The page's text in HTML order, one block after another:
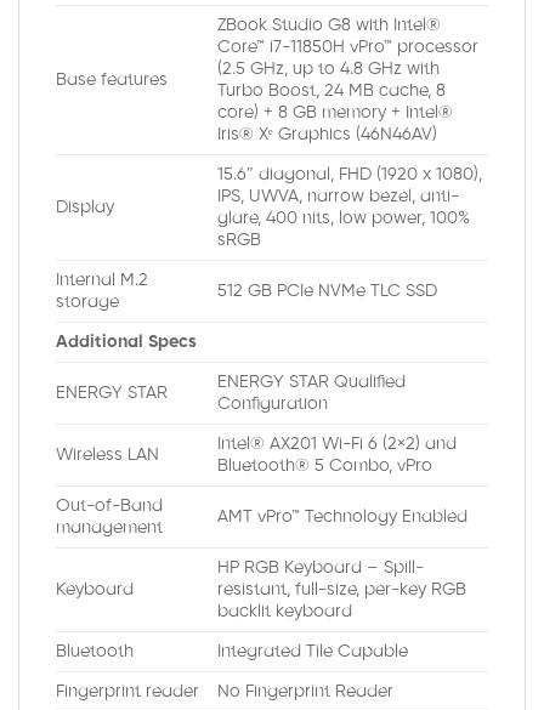
Base features
ZBook Studio G8 with Intel®
Core™ i7-11850H vPro™ processor
(2.5 GHz, up to 4.8 GHz with
Turbo Boost, 24 MB cache, 8
core) + 8 GB memory + Intel®
Iris® Xᵉ Graphics (46N46AV)
Display
15.6″ diagonal, FHD (1920 x 1080),
IPS, UWVA, narrow bezel, anti-
glare, 400 nits, low power, 100%
sRGB
Internal M.2
storage
512 GB PCIe NVMe TLC SSD
Additional Specs
ENERGY STAR
ENERGY STAR Qualified
Configuration
Wireless LAN
Intel® AX201 Wi-Fi 6 (2×2) and
Bluetooth® 5 Combo, vPro
Out-of-Band
management
AMT vPro™ Technology Enabled
Keyboard
HP RGB Keyboard – Spill-
resistant, full-size, per-key RGB
backlit keyboard
Bluetooth Integrated Tile Capable
Fingerprint reader No Fingerprint Reader